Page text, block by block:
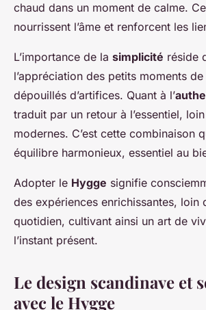
chaud dans un moment de calme.
nourrissent l’âme et renforcent les
L’importance de la simplicité réside
l’appréciation des petits moments
dépouillés d’artifices. Quant à l’
traduit par un retour à l’essentiel,
modernes. C’est cette combinaison
équilibre harmonieux, essentiel au
Adopter le Hygge signifie
des expériences enrichissantes, loin
quotidien, cultivant ainsi un art de
l’instant présent.
Le design scandinave et
avec le Hygge